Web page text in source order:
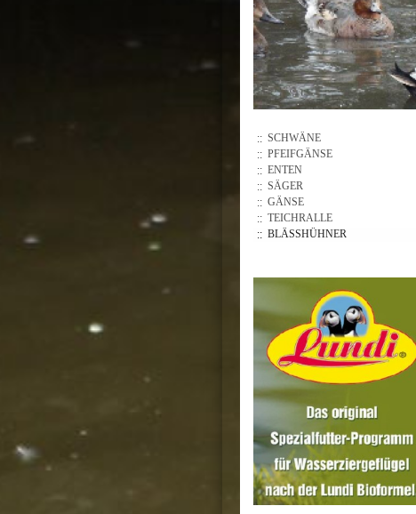
SCHWÄNE
PFEIFGÄNSE
ENTEN
SÄGER
GÄNSE
TEICHRALLE
BLÄSSHÜHNER